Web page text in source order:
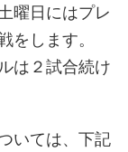
曜日にはプレ
をします。
は２試合続け
いては、下記